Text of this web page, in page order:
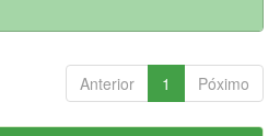
Anterior 1 Póximo